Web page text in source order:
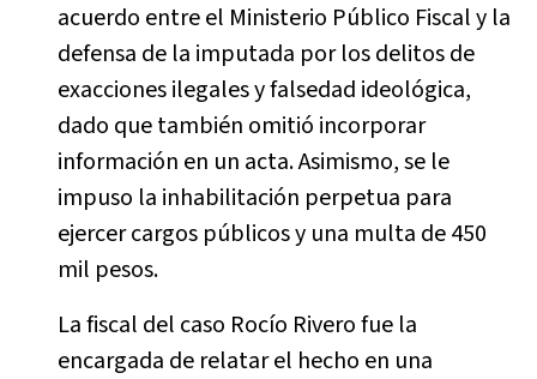
acuerdo entre el Ministerio Público Fiscal y la
defensa de la imputada por los delitos de
exacciones ilegales y falsedad ideológica,
dado que también omitió incorporar
información en un acta. Asimismo, se le
impuso la inhabilitación perpetua para
ejercer cargos públicos y una multa de 450
mil pesos.
La fiscal del caso Rocío Rivero fue la
encargada de relatar el hecho en una